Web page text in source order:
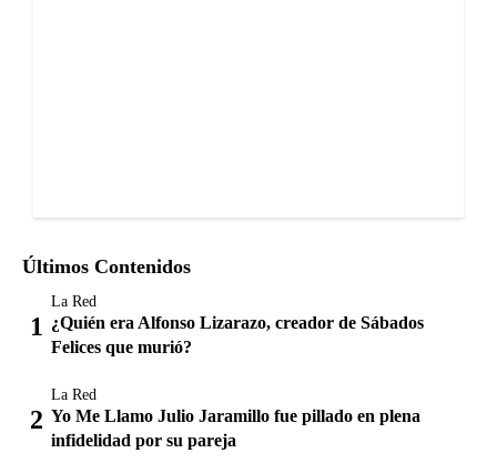
Últimos Contenidos
La Red
¿Quién era Alfonso Lizarazo, creador de Sábados
Felices que murió?
La Red
Yo Me Llamo Julio Jaramillo fue pillado en plena
infidelidad por su pareja